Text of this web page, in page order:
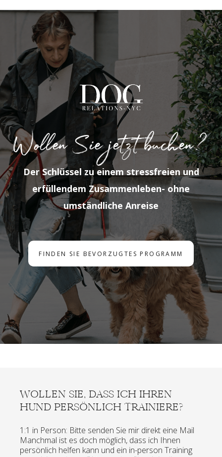
Wollen Sie jetzt buchen?
Der Schlüssel zu einem stressfreien und
erfüllendem Zusammenleben- ohne
umständliche Anreise
FINDEN SIE BEVORZUGTES PROGRAMM
WOLLEN SIE, DASS ICH IHREN
HUND PERSÖNLICH TRAINIERE?
1:1 in Person: Bitte senden Sie mir direkt eine Mail
Manchmal ist es doch möglich, dass ich Ihnen
persönlich helfen kann und ein in-person Training